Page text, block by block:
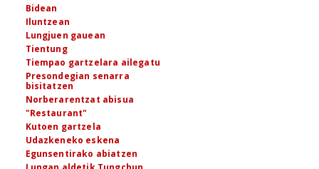
Bidean
Iluntzean
Lungjuen gauean
Tientung
Tiempao gartzelara ailegatu
Presondegian senarra
bisitatzen
Norberarentzat abisua
"Restaurant"
Kutoen gartzela
Udazkeneko eskena
Egunsentirako abiatzen